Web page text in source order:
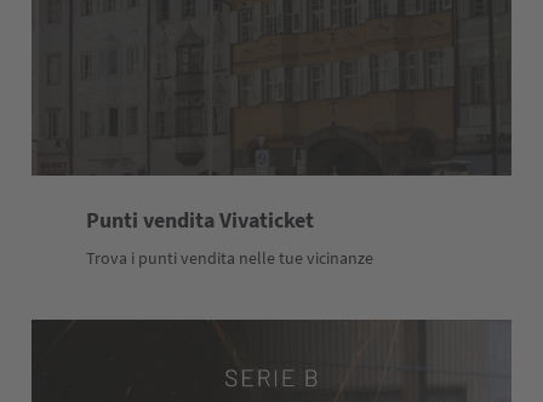
Punti vendita Vivaticket
Trova i punti vendita nelle tue vicinanze